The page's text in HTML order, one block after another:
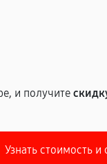
и получите